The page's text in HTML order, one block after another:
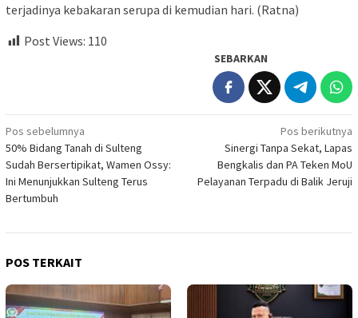
terjadinya kebakaran serupa di kemudian hari. (Ratna)
Post Views: 110
SEBARKAN
Navigasi
pos
Pos sebelumnya
50% Bidang Tanah di Sulteng
Sudah Bersertipikat, Wamen Ossy:
Ini Menunjukkan Sulteng Terus
Bertumbuh
Pos berikutnya
Sinergi Tanpa Sekat, Lapas
Bengkalis dan PA Teken MoU
Pelayanan Terpadu di Balik Jeruji
POS TERKAIT